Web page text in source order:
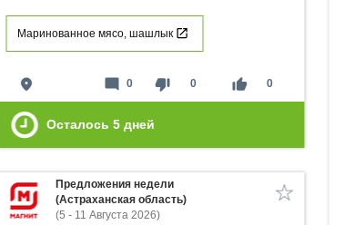
Маринованное мясо, шашлык
place thumb_down 0 thumb_up 0
mode_comment 0
Осталось 5 дней
Предложения недели
(Астраханская область)
(5 - 11 Августа 2026)